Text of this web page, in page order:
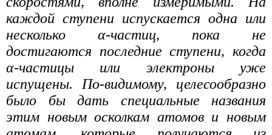
каждой ступени испускается одна или
несколько α-частиц, пока не
достигаются последние ступени, когда
α-частицы или электроны уже
испущены. По-видимому, целесообразно
было бы дать специальные названия
этим новым осколкам атомов и новым